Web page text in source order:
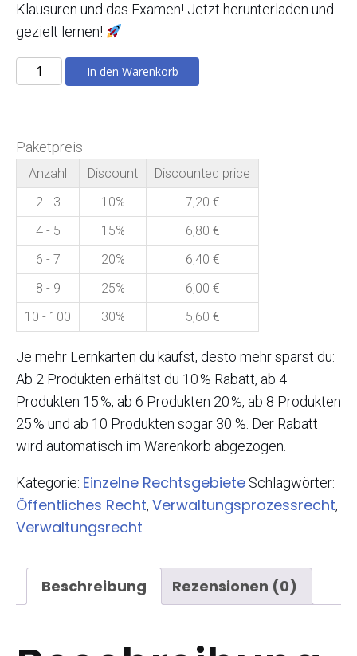
Klausuren und das Examen! Jetzt herunterladen und
gezielt lernen!
Rechtsprechung
Verwaltungsprozessrecht
2026)
Menge
In den Warenkorb
Paketpreis
Anzahl Discount
Discounted price
2 - 3
10% 7,20 €
4 - 5
15% 6,80 €
6 - 7
20% 6,40 €
8 - 9
25% 6,00 €
10 - 100
30% 5,60 €
Je mehr Lernkarten du kaufst, desto mehr sparst du:
Ab 2 Produkten erhältst du 10 % Rabatt, ab 4
Produkten 15 %, ab 6 Produkten 20 %, ab 8 Produkten
25 % und ab 10 Produkten sogar 30 %. Der Rabatt
wird automatisch im Warenkorb abgezogen.
Kategorie: Einzelne Rechtsgebiete Schlagwörter:
Öffentliches Recht, Verwaltungsprozessrecht,
Verwaltungsrecht
Beschreibung Rezensionen (0)